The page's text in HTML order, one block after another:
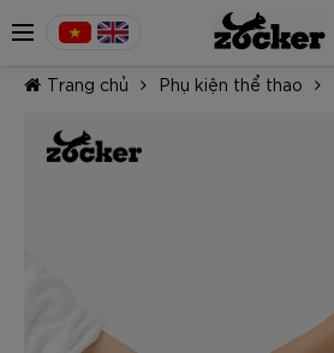
Trang chủ Phụ kiện thể thao